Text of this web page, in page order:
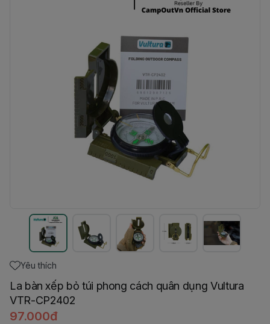
Yêu thích
La bàn xếp bỏ túi phong cách quân dụng Vultura
VTR-CP2402
97.000đ